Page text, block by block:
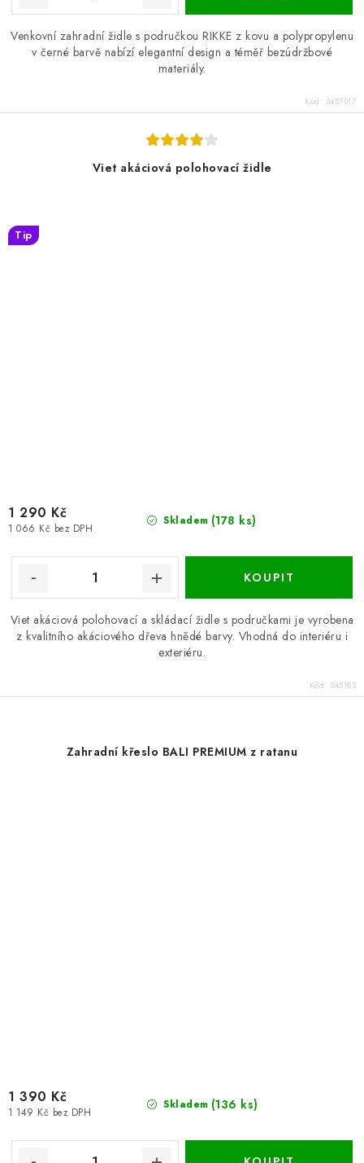
Venkovní zahradní židle s područkou RIKKE z kovu a polypropylenu
v černé barvě nabízí elegantní design a téměř bezúdržbové
materiály.
Kód: 3457017
Viet akáciová polohovací židle
Tip
Skladem (178 ks)
1 066 Kč bez DPH
1 290 Kč
Viet akáciová polohovací a skládací židle s područkami je vyrobena
z kvalitního akáciového dřeva hnědé barvy. Vhodná do interiéru i
exteriéru.
Kód: 345183
Zahradní křeslo BALI PREMIUM z ratanu
Skladem (136 ks)
1 149 Kč bez DPH
1 390 Kč